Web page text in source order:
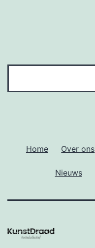
Home Over ons
Nieuws